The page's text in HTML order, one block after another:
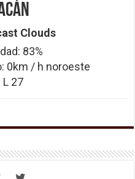
Clouds
83%
0km / h noroeste
L 27